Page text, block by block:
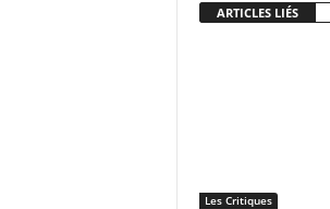
ARTICLES LIÉS
Les Critiques